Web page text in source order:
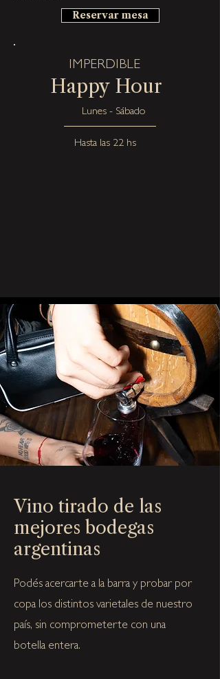
Reservar mesa
IMPERDIBLE
Happy Hour
Lunes - Sábado
Hasta las 22 hs
Vino tirado de las
mejores bodegas
argentinas
Podés acercarte a la barra y probar por
copa los distintos varietales de nuestro
país, sin comprometerte con una
botella entera.